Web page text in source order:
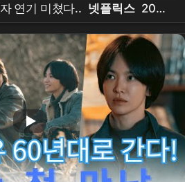
연기 미쳤다.. 넷플릭스 2026
강추 드라마 만 모아봤습니다🔥